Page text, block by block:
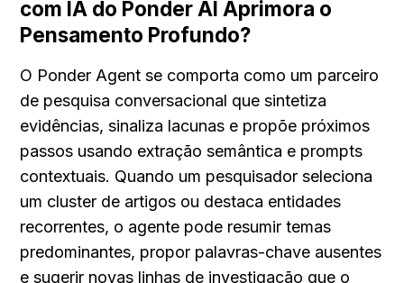
com IA do Ponder AI Aprimora o
Pensamento Profundo?
O Ponder Agent se comporta como um parceiro
de pesquisa conversacional que sintetiza
evidências, sinaliza lacunas e propõe próximos
passos usando extração semântica e prompts
contextuais. Quando um pesquisador seleciona
um cluster de artigos ou destaca entidades
recorrentes, o agente pode resumir temas
predominantes, propor palavras-chave ausentes
e sugerir novas linhas de investigação que o